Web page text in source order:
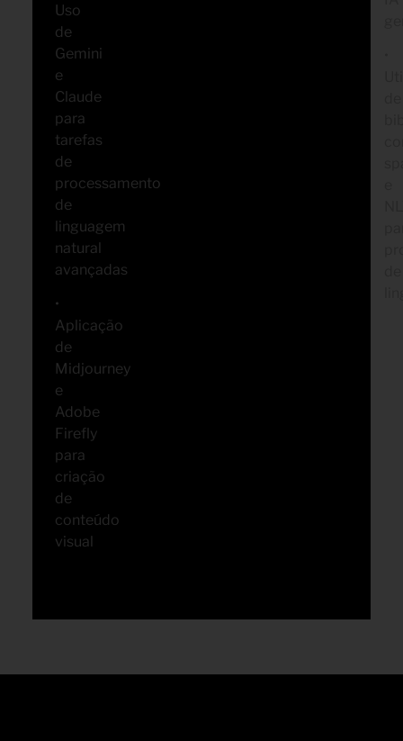
Uso
de
Gemini
e
Claude
para
tarefas
de
processamento
de
linguagem
natural
avançadas
•
Aplicação
de
Midjourney
e
Adobe
Firefly
para
criação
de
conteúdo
visual